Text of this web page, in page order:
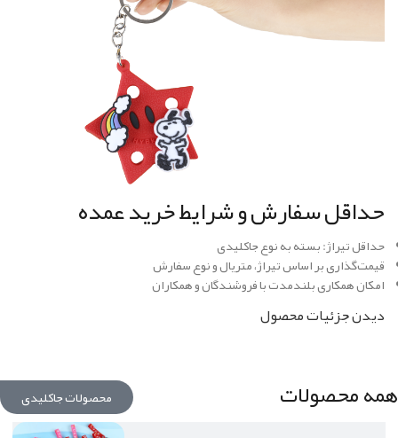
حداقل سفارش و شرایط خرید عمده
حداقل تیراژ: بسته به نوع جاکلیدی
قیمت‌گذاری بر اساس تیراژ، متریال و نوع سفارش
امکان همکاری بلندمدت با فروشندگان و همکاران
دیدن جزئیات محصول
همه محصولات محصولات جاکلیدی